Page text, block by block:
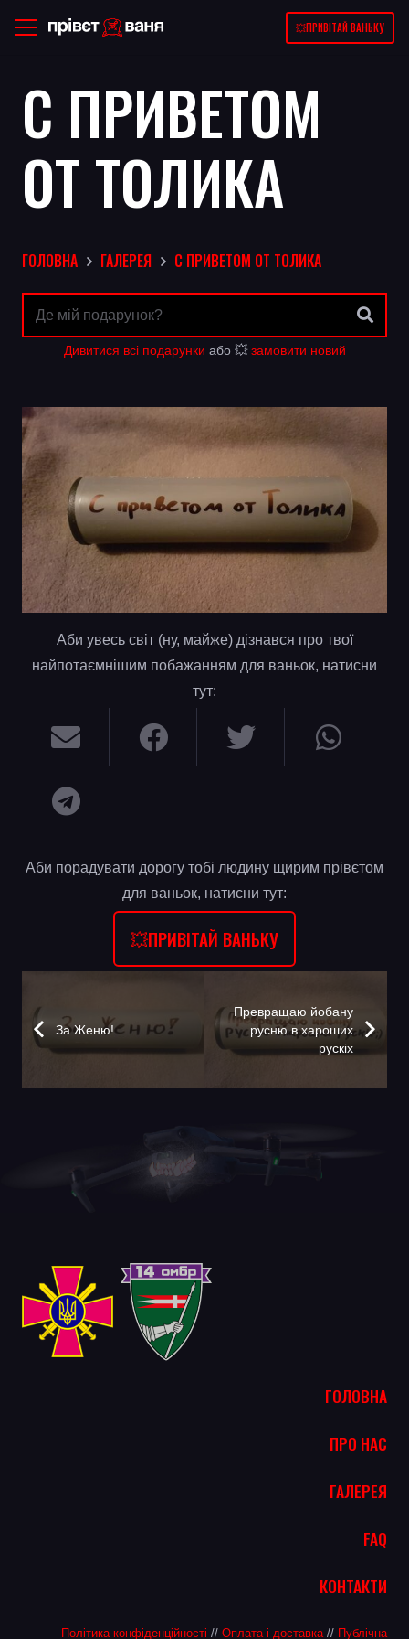
💥ПРИВІТАЙ ВАНЬКУ
С ПРИВЕТОМ
ОТ ТОЛИКА
ГОЛОВНА ГАЛЕРЕЯ С ПРИВЕТОМ ОТ ТОЛИКА
Дивитися всі подарунки або 💥замовити новий
Аби увесь світ (ну, майже) дізнався про твої
найпотаємнішим побажанням для ваньок, натисни
тут:
Аби порадувати дорогу тобі людину щирим прівєтом
для ваньок, натисни тут:
💥ПРИВІТАЙ ВАНЬКУ
За Женю!
Превращаю йобану
русню в хароших
рускіх
ГОЛОВНА
ПРО НАС
ГАЛЕРЕЯ
FAQ
КОНТАКТИ
Політика конфіденційності // Оплата і доставка// Публічна